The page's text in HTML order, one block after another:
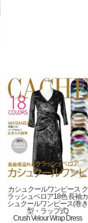
カシュクールワンピース ク
ラッシュベロア18色 長袖カ
シュクールワンピース(巻き
型・ラップ式)
Crush Velour Wrap Dress